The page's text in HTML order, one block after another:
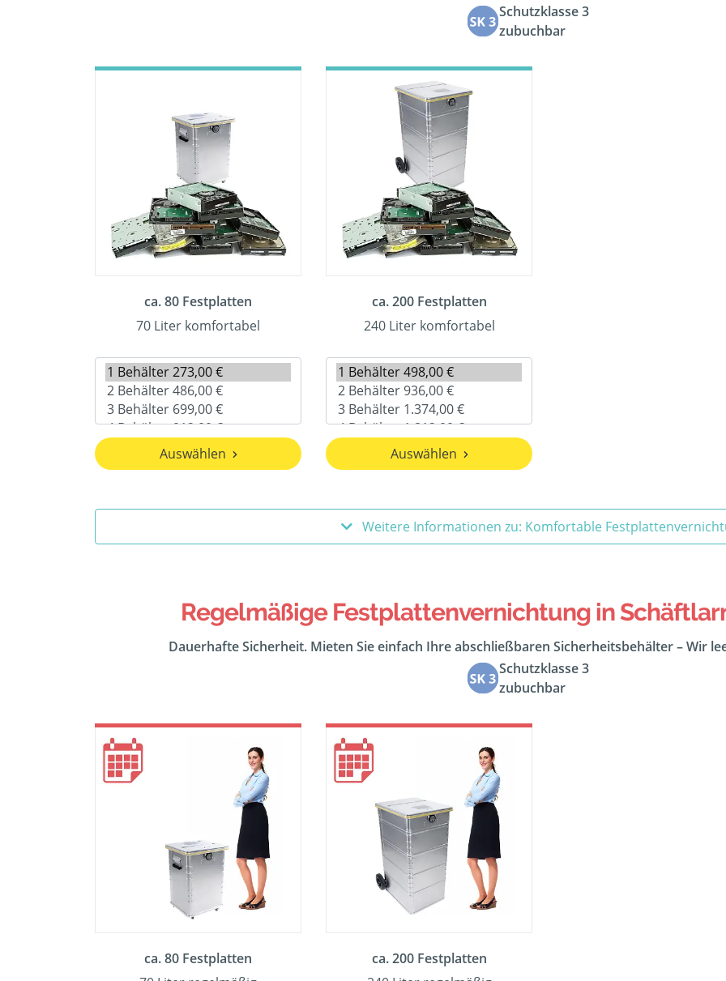
Schutzklasse 3
zubuchbar
ca. 80 Festplatten
70 Liter komfortabel
Auswählen
ca. 200 Festplatten
240 Liter komfortabel
Auswählen
Weitere Informationen zu: Komfortable
Regelmäßige Festplattenvernichtung in
Dauerhafte Sicherheit. Mieten Sie einfach Ihre abschließbaren Sicherheitsbehälter – Wir
Schutzklasse 3
zubuchbar
ca. 80 Festplatten
ca. 200 Festplatten